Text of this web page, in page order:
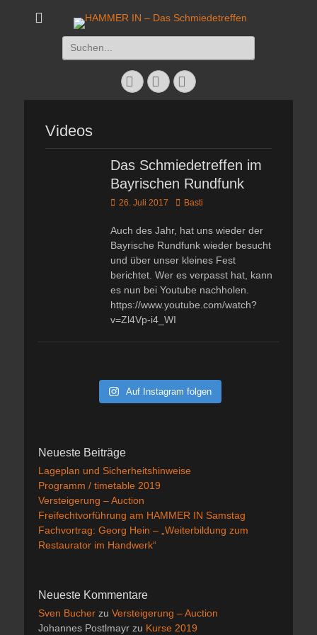
HAMMER IN - Das
Das Schmiedetreffen 26. – 28. Juli 2019
Suchen
nach:
Facebook
TwitterInstagram
Videos
Das Schmiedetreffen im
Bayrischen Rundfunk
Veröffentlicht
26. Juli 2017 AutorBasti
Auch des Jahr, hat uns wieder der
Bayrische Rundfunk wieder besucht
und über unser kleines Fest
berichtet. Wer es verpasst hat, kann
es nun bei Youtube nachholen.
https://www.youtube.com/watch?
v=Zl4Vp-i4_WI
Auf Instagram folgen
Neueste Beiträge
Lageplan und Sicherheitshinweise
Programm / timetable 2019
Versteigerung – Auction
Freifechtvorführung am HAMMER IN Samstag
Fachvortrag: Georg Hein – „Weiterbildung zum
Restaurator im Handwerk“
Neueste Kommentare
Sven Bucher zu Versteigerung – Auction
Johannes Postlmayr zu Kurse 2019